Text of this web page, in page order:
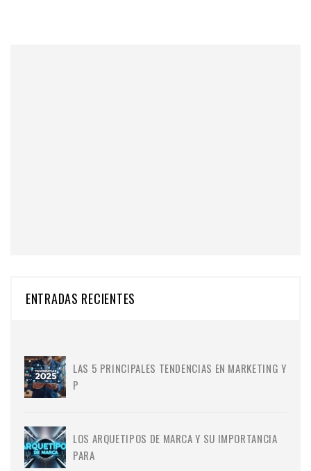
ENTRADAS RECIENTES
LAS 5 PRINCIPALES TENDENCIAS EN MARKETING Y
P
LOS ARQUETIPOS DE MARCA Y SU IMPORTANCIA
PARA